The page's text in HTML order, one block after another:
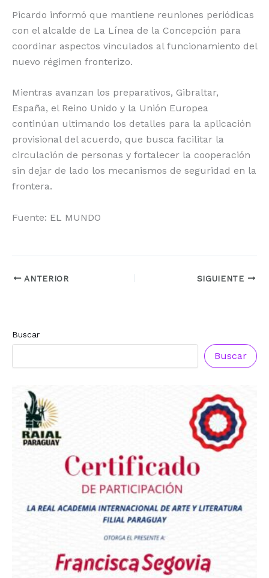
Picardo informó que mantiene reuniones periódicas
con el alcalde de La Línea de la Concepción para
coordinar aspectos vinculados al funcionamiento del
nuevo régimen fronterizo.
Mientras avanzan los preparativos, Gibraltar,
España, el Reino Unido y la Unión Europea
continúan ultimando los detalles para la aplicación
provisional del acuerdo, que busca facilitar la
circulación de personas y fortalecer la cooperación
sin dejar de lado los mecanismos de seguridad en la
frontera.
Fuente: EL MUNDO
ANTERIOR SIGUIENTE
Buscar
Buscar